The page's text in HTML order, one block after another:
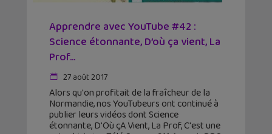
Apprendre avec YouTube #42 :
Science étonnante, D’où ça vient, La
Prof…
27 août 2017
Alors qu'on profitait de la fraîcheur de la
Normandie, nos YouTubeurs ont continué à
publier leurs vidéos dont Science
étonnante, D'Où çA Vient, La Prof, C'est une